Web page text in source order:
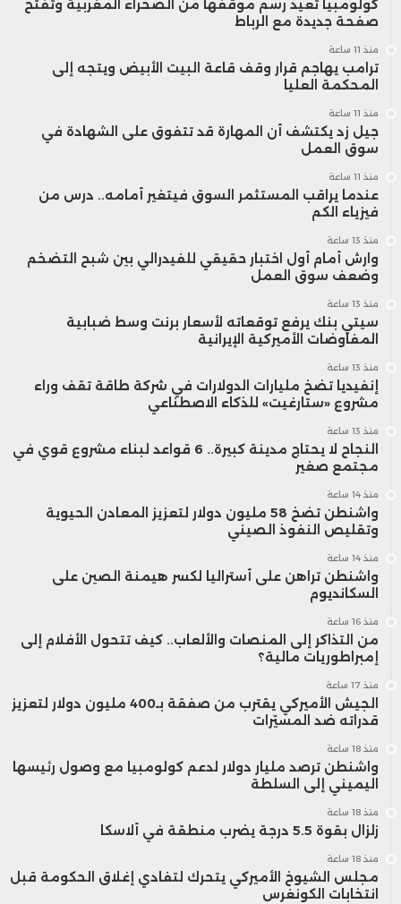
كولومبيا تعيد رسم موقفها من الصحراء المغربية وتفتح
صفحة جديدة مع الرباط
منذ 11 ساعة
ترامب يهاجم قرار وقف قاعة البيت الأبيض ويتجه إلى
المحكمة العليا
منذ 11 ساعة
جيل زد يكتشف أن المهارة قد تتفوق على الشهادة في
سوق العمل
منذ 11 ساعة
عندما يراقب المستثمر السوق فيتغير أمامه.. درس من
فيزياء الكم
منذ 13 ساعة
وارش أمام أول اختبار حقيقي للفيدرالي بين شبح التضخم
وضعف سوق العمل
منذ 13 ساعة
سيتي بنك يرفع توقعاته لأسعار برنت وسط ضبابية
المفاوضات الأميركية الإيرانية
منذ 13 ساعة
إنفيديا تضخ مليارات الدولارات في شركة طاقة تقف وراء
مشروع «ستارغيت» للذكاء الاصطناعي
منذ 13 ساعة
النجاح لا يحتاج مدينة كبيرة.. 6 قواعد لبناء مشروع قوي في
مجتمع صغير
منذ 14 ساعة
واشنطن تضخ 58 مليون دولار لتعزيز المعادن الحيوية
وتقليص النفوذ الصيني
منذ 14 ساعة
واشنطن تراهن على أستراليا لكسر هيمنة الصين على
السكانديوم
منذ 16 ساعة
من التذاكر إلى المنصات والألعاب.. كيف تتحول الأفلام إلى
إمبراطوريات مالية؟
منذ 17 ساعة
الجيش الأميركي يقترب من صفقة بـ400 مليون دولار لتعزيز
قدراته ضد المسيّرات
منذ 18 ساعة
واشنطن ترصد مليار دولار لدعم كولومبيا مع وصول رئيسها
اليميني إلى السلطة
منذ 18 ساعة
زلزال بقوة 5.5 درجة يضرب منطقة في ألاسكا
منذ 18 ساعة
مجلس الشيوخ الأميركي يتحرك لتفادي إغلاق الحكومة قبل
انتخابات الكونغرس